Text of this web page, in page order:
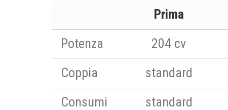
Prima
Potenza
204 cv
Coppia
standard
Consumi
standard